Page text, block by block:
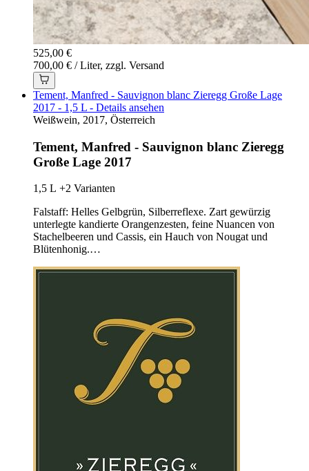
525,00 €
700,00 € / Liter, zzgl. Versand
Tement, Manfred - Sauvignon blanc Zieregg Große Lage
2017 - 1,5 L - Details ansehen
Weißwein, 2017, Österreich
Tement, Manfred - Sauvignon blanc Zieregg
Große Lage 2017
1,5 L +2 Varianten
Falstaff: Helles Gelbgrün, Silberreflexe. Zart gewürzig
unterlegte kandierte Orangenzesten, feine Nuancen von
Stachelbeeren und Cassis, ein Hauch von Nougat und
Blütenhonig.…